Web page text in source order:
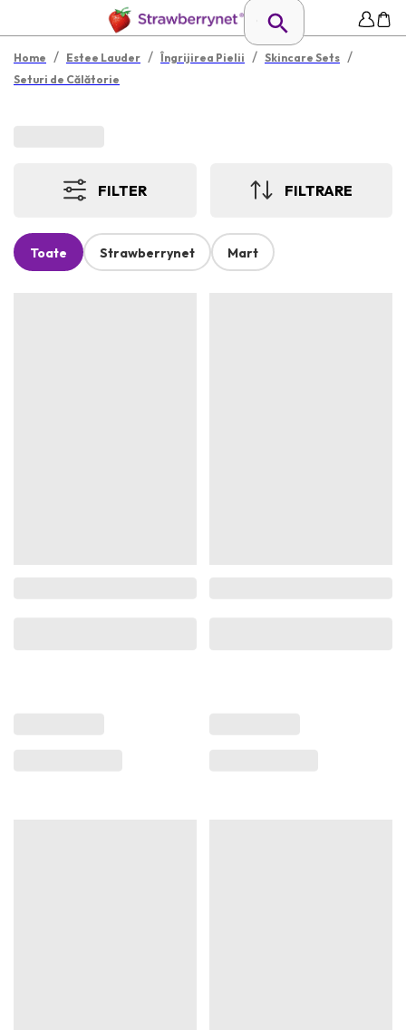
Home / Estee Lauder / Îngrijirea Pielii / Skincare Sets /
Seturi de Călătorie
FILTER FILTRARE
Toate Strawberrynet Mart